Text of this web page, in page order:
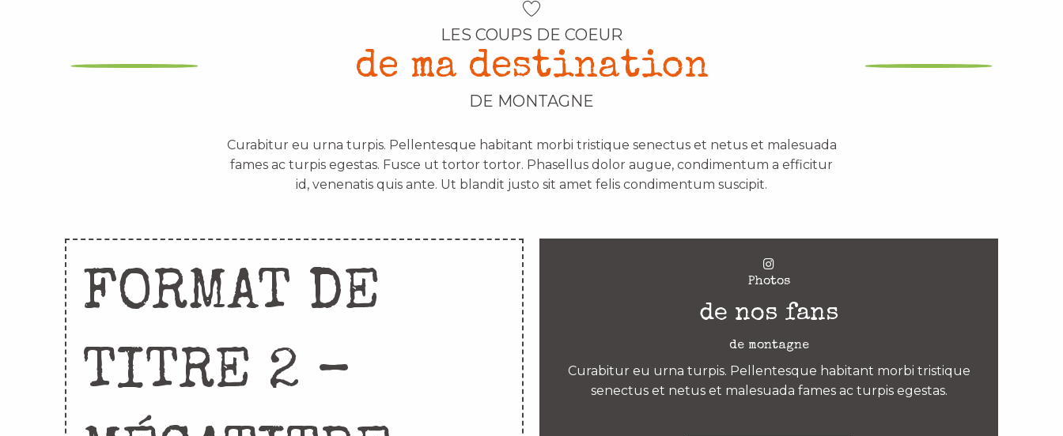
LES COUPS DE COEUR
de ma destination
DE MONTAGNE
Curabitur eu urna turpis. Pellentesque habitant morbi tristique senectus et netus et malesuada
fames ac turpis egestas. Fusce ut tortor tortor. Phasellus dolor augue, condimentum a efficitur
id, venenatis quis ante. Ut blandit justo sit amet felis condimentum suscipit.
FORMAT DE
TITRE 2 –
Photos
de nos fans
de montagne
Curabitur eu urna turpis. Pellentesque habitant morbi tristique
senectus et netus et malesuada fames ac turpis egestas.